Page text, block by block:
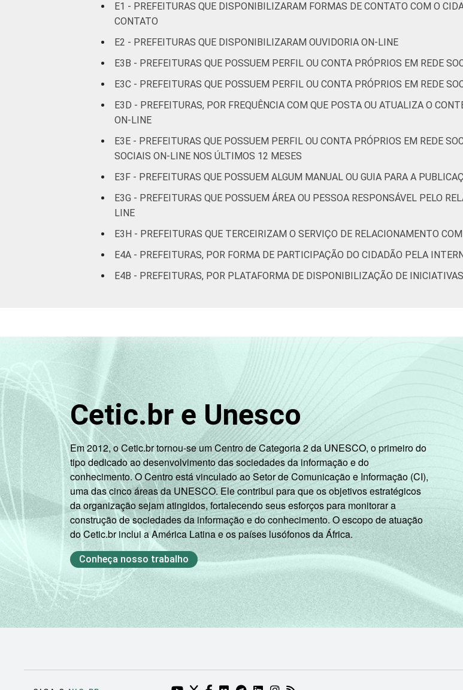
Mais de
habitantes
tecnologias de informação e comunicação no setor público brasileiro - TIC Governo
E1 - PREFEITURAS QUE DISPONIBILIZARAM FORMAS DE CONTATO COM O
CONTATO
E2 - PREFEITURAS QUE DISPONIBILIZARAM OUVIDORIA ON-LINE
E3B - PREFEITURAS QUE POSSUEM PERFIL OU CONTA PRÓPRIOS EM REDE
E3C - PREFEITURAS QUE POSSUEM PERFIL OU CONTA PRÓPRIOS EM REDE
E3D - PREFEITURAS, POR FREQUÊNCIA COM QUE POSTA OU ATUALIZA O
ON-LINE
E3E - PREFEITURAS QUE POSSUEM PERFIL OU CONTA PRÓPRIOS EM REDE
SOCIAIS ON-LINE NOS ÚLTIMOS 12 MESES
E3F - PREFEITURAS QUE POSSUEM ALGUM MANUAL OU GUIA PARA A
E3G - PREFEITURAS QUE POSSUEM ÁREA OU PESSOA RESPONSÁVEL PELO
LINE
E3H - PREFEITURAS QUE TERCEIRIZAM O SERVIÇO DE RELACIONAMENTO
E4A - PREFEITURAS, POR FORMA DE PARTICIPAÇÃO DO CIDADÃO PELA
E4B - PREFEITURAS, POR PLATAFORMA DE DISPONIBILIZAÇÃO DE
Cetic.br e Unesco
Em 2012, o Cetic.br tornou-se um Centro de Categoria 2 da UNESCO, o primeiro do
tipo dedicado ao desenvolvimento das sociedades da informação e do
conhecimento. O Centro está vinculado ao Setor de Comunicação e Informação (CI),
uma das cinco áreas da UNESCO. Ele contribui para que os objetivos estratégicos
da organização sejam atingidos, fortalecendo seus esforços para monitorar a
construção de sociedades da informação e do conhecimento. O escopo de atuação
do Cetic.br inclui a América Latina e os países lusófonos da África.
Conheça nosso trabalho